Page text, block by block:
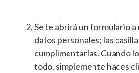
Se te abrirá un formulario
datos personales; las
cumplimentarlas. Cuando
todo, simplemente haces